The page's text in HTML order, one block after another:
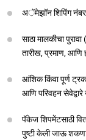
अॅमेझॉन शिपिंग नंबर
साठा मालकीचा
तारीख, प्रमाण,
आंशिक किंवा पूर्ण ट्रक
आणि परिवहन
पॅकेज शिपमेंटसाठी
पुष्टी केली जाऊ